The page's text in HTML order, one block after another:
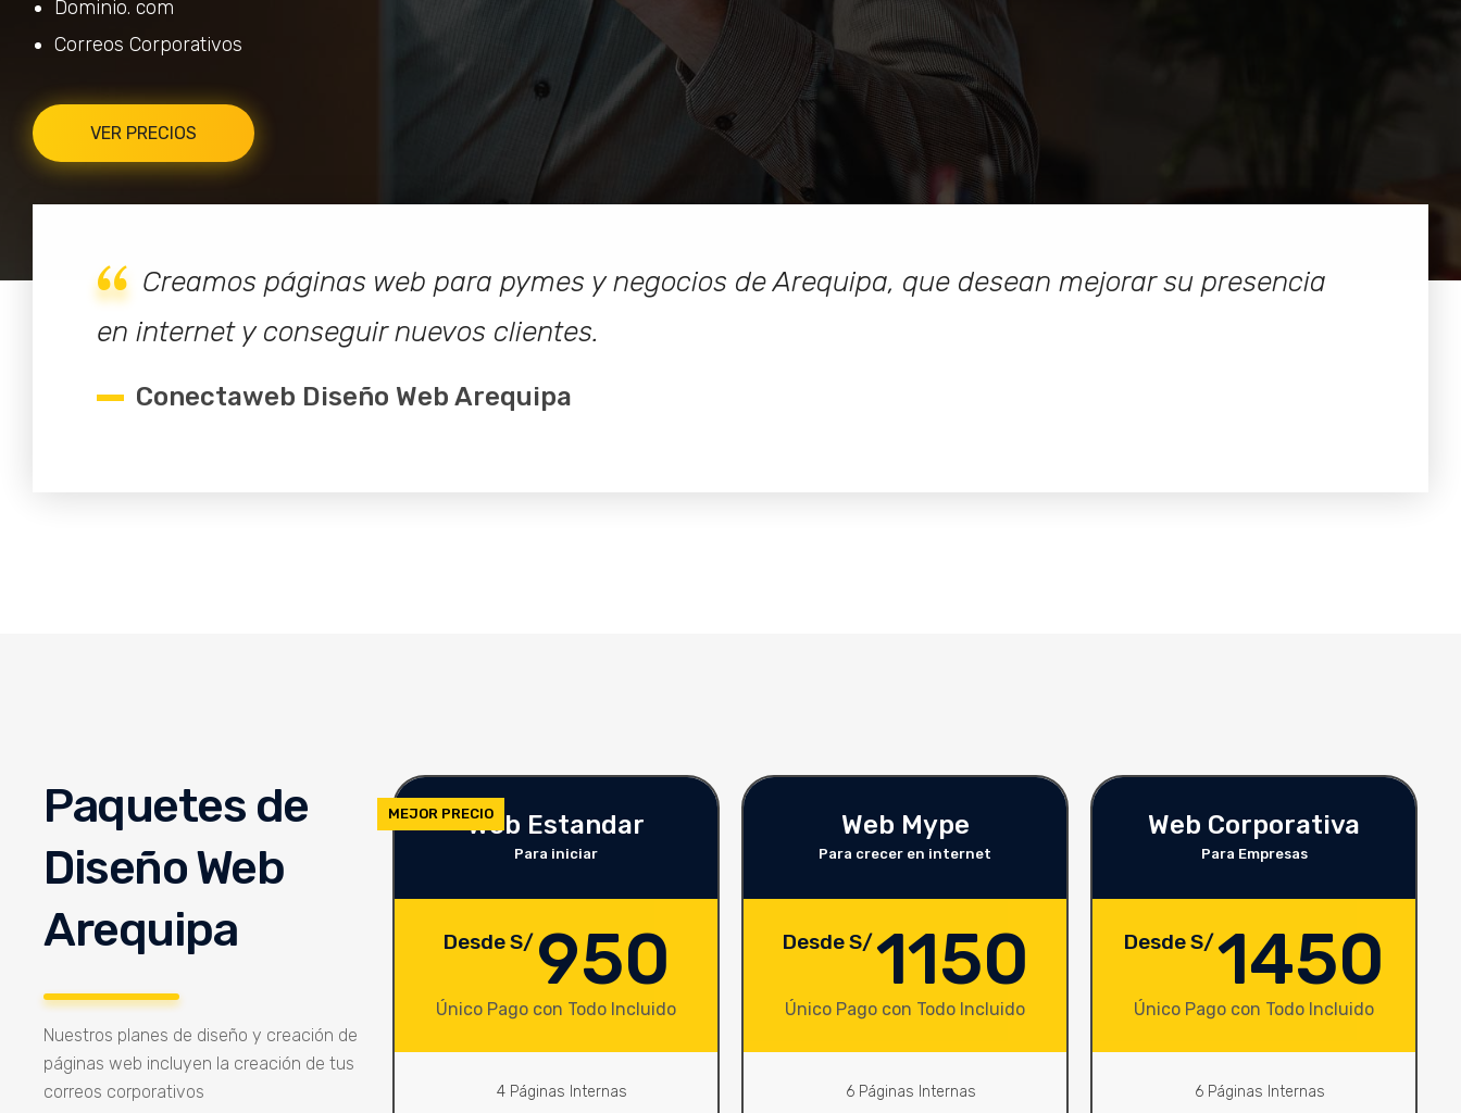
Dominio. com
Correos Corporativos
VER PRECIOS
Creamos páginas web para pymes y negocios de Arequipa, que desean mejorar su presencia
en internet y conseguir nuevos clientes.
Conectaweb Diseño Web Arequipa
Paquetes de
Diseño Web
Arequipa
Nuestros planes de diseño y creación de
páginas web incluyen la creación de tus
correos corporativos
Web Estandar
Para iniciar
Desde S/ 950
Único Pago con Todo Incluido
4 Páginas Internas
MEJOR PRECIO Web Mype
Para crecer en internet
Desde S/1150
Único Pago con Todo Incluido
6 Páginas Internas
Web Corporativa
Para Empresas
Desde S/1450
Único Pago con Todo Incluido
6 Páginas Internas